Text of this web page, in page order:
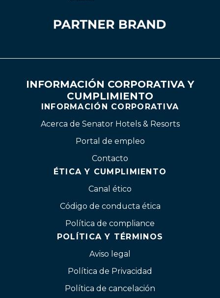
INFORMACIÓN CORPORATIVA Y
CUMPLIMIENTO
INFORMACIÓN CORPORATIVA
Acerca de Senator Hotels & Resorts
Portal de empleo
Contacto
ÉTICA Y CUMPLIMIENTO
Canal ético
Código de conducta ética
Política de compliance
POLÍTICA Y TÉRMINOS
Aviso legal
Política de Privacidad
Política de cancelación